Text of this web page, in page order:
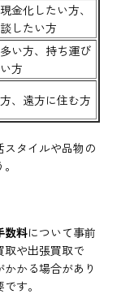
金化したい方、
したい方
い方、持ち運び
方
、遠方に住む方
スタイルや品物の
数料について事前
取や出張買取で
かる場合があり
す。